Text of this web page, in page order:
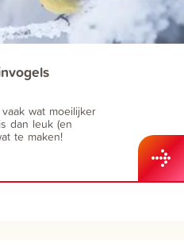
wat moeilijker
dan leuk (en
te maken!